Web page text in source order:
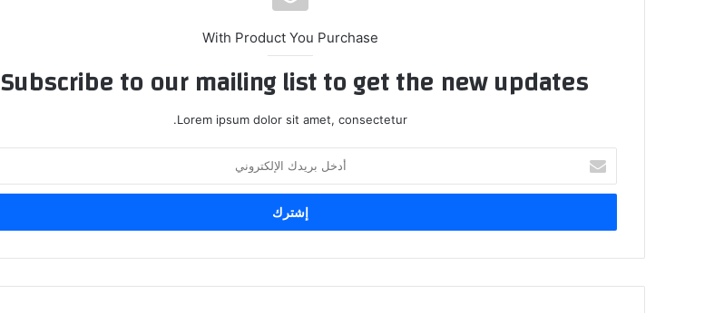
With Product You Purchase
Subscribe to our mailing list to get the new updates!
Lorem ipsum dolor sit amet, consectetur.
خ
ب
د